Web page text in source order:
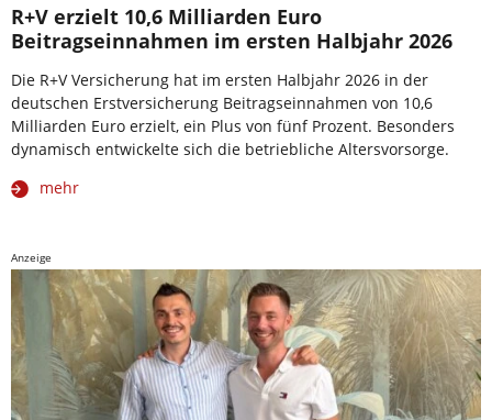
R+V erzielt 10,6 Milliarden Euro
Beitragseinnahmen im ersten Halbjahr 2026
Die R+V Versicherung hat im ersten Halbjahr 2026 in der
deutschen Erstversicherung Beitragseinnahmen von 10,6
Milliarden Euro erzielt, ein Plus von fünf Prozent. Besonders
dynamisch entwickelte sich die betriebliche Altersvorsorge.
mehr
Anzeige